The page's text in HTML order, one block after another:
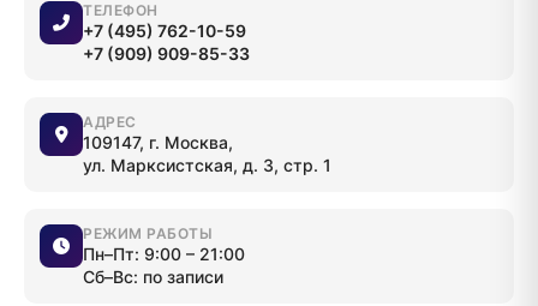
ТЕЛЕФОН
+7 (495) 762-10-59
+7 (909) 909-85-33
АДРЕС
109147, г. Москва,
ул. Марксистская, д. 3, стр. 1
РЕЖИМ РАБОТЫ
Пн–Пт: 9:00 – 21:00
Сб–Вс: по записи